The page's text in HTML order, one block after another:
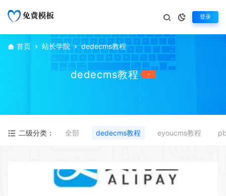
登录
首页 站长学院 dedecms教程
dedecms教程 -
二级分类： 全部 dedecms教程 eyoucms教程